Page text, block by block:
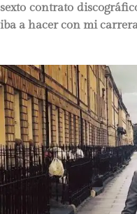
sexto contrato
iba a hacer con mi